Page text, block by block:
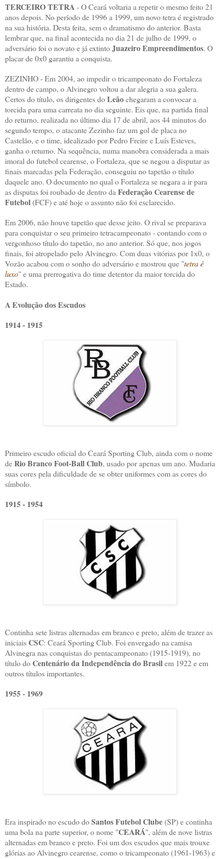
TERCEIRO TETRA - O Ceará voltaria a repetir o mesmo feito 21
anos depois. No período de 1996 a 1999, um novo tetra é registrado
na sua história. Desta feita, sem o dramatismo do anterior. Basta
lembrar que, na final acontecida no dia 21 de julho de 1999, o
adversário foi o novato e já extintoJuazeiro Empreendimentos. O
placar de 0x0 garantiu a conquista.
ZEZINHO - Em 2004, ao impedir o tricampeonato do Fortaleza
dentro de campo, o Alvinegro voltou a dar alegria a sua galera.
Certos do título, os dirigentes doLeãochegaram a convocar a
torcida para uma carreata no dia seguinte. Eis que, na partida final
do returno, realizada no último dia 17 de abril, aos 44 minutos do
segundo tempo, o atacante Zezinho faz um gol de placa no
Castelão, e o time, idealizado por Pedro Freire e Luís Esteves,
ganha o returno. Na sequência, numa manobra considerada a mais
imoral do futebol cearense, o Fortaleza, que se negou a disputar as
finais marcadas pela Federação, conseguiu no tapetão o título
daquele ano. O documento no qual o Fortaleza se negara a ir para
as disputas foi roubado de dentro da Federação Cearense de
Futebol(FCF) e até hoje o assunto não foi esclarecido.
Em 2006, não houve tapetão que desse jeito. O rival se preparava
para conquistar o seu primeiro tetracampeonato - contando com o
vergonhoso título do tapetão, no ano anterior. Só que, nos jogos
finais, foi atropelado pelo Alvinegro. Com duas vitórias por 1x0, o
Vozão acabou com o sonho do adversário e mostrou que "tetra é
luxo" e uma prerrogativa do time detentor da maior torcida do
Estado.
A Evolução dos Escudos
1914 - 1915
Primeiro escudo oficial do Ceará Sporting Club, ainda com o nome
deRio Branco Foot-Ball Club, usado por apenas um ano. Mudaria
suas cores pela dificuldade de se obter uniformes com as cores do
símbolo.
1915 - 1954
Continha sete listras alternadas em branco e preto, além de trazer as
iniciaisCSC: Ceará Sporting Club. Foi envergado na camisa
Alvinegra nas conquistas do pentacampeonato (1915-1919), no
título doCentenário da Independência do Brasilem 1922 e em
outros títulos importantes.
1955 - 1969
Era inspirado no escudo doSantos Futebol Clube(SP) e continha
uma bola na parte superior, o nome "CEARÁ", além de nove listras
alternadas em branco e preto. Foi um dos escudos que mais trouxe
glórias ao Alvinegro cearense, como o tricampeonato (1961-1963) e